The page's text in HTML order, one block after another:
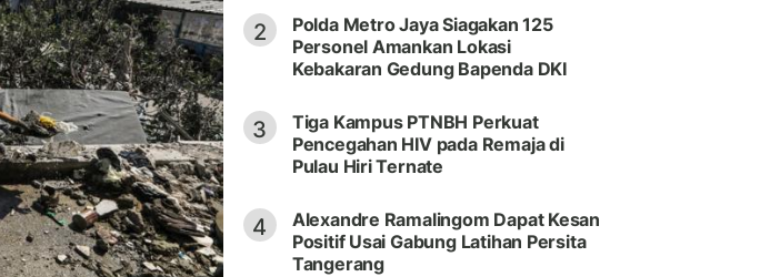
2
Polda Metro Jaya Siagakan 125
Personel Amankan Lokasi
Kebakaran Gedung Bapenda DKI
3
Tiga Kampus PTNBH Perkuat
Pencegahan HIV pada Remaja di
Pulau Hiri Ternate
4
Alexandre Ramalingom Dapat Kesan
Positif Usai Gabung Latihan Persita
Tangerang